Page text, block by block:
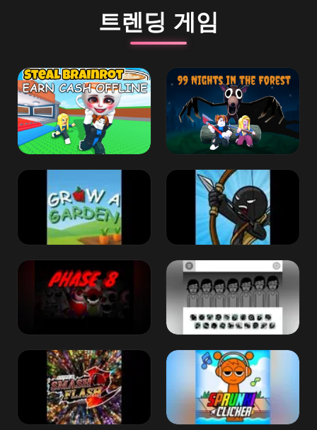
트렌딩 게임